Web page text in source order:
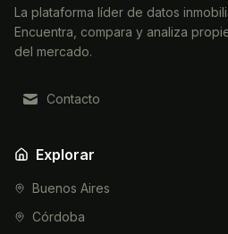
La plataforma líder de datos
Encuentra, compara y analiza
del mercado.
Contacto
Explorar
Buenos Aires
Córdoba